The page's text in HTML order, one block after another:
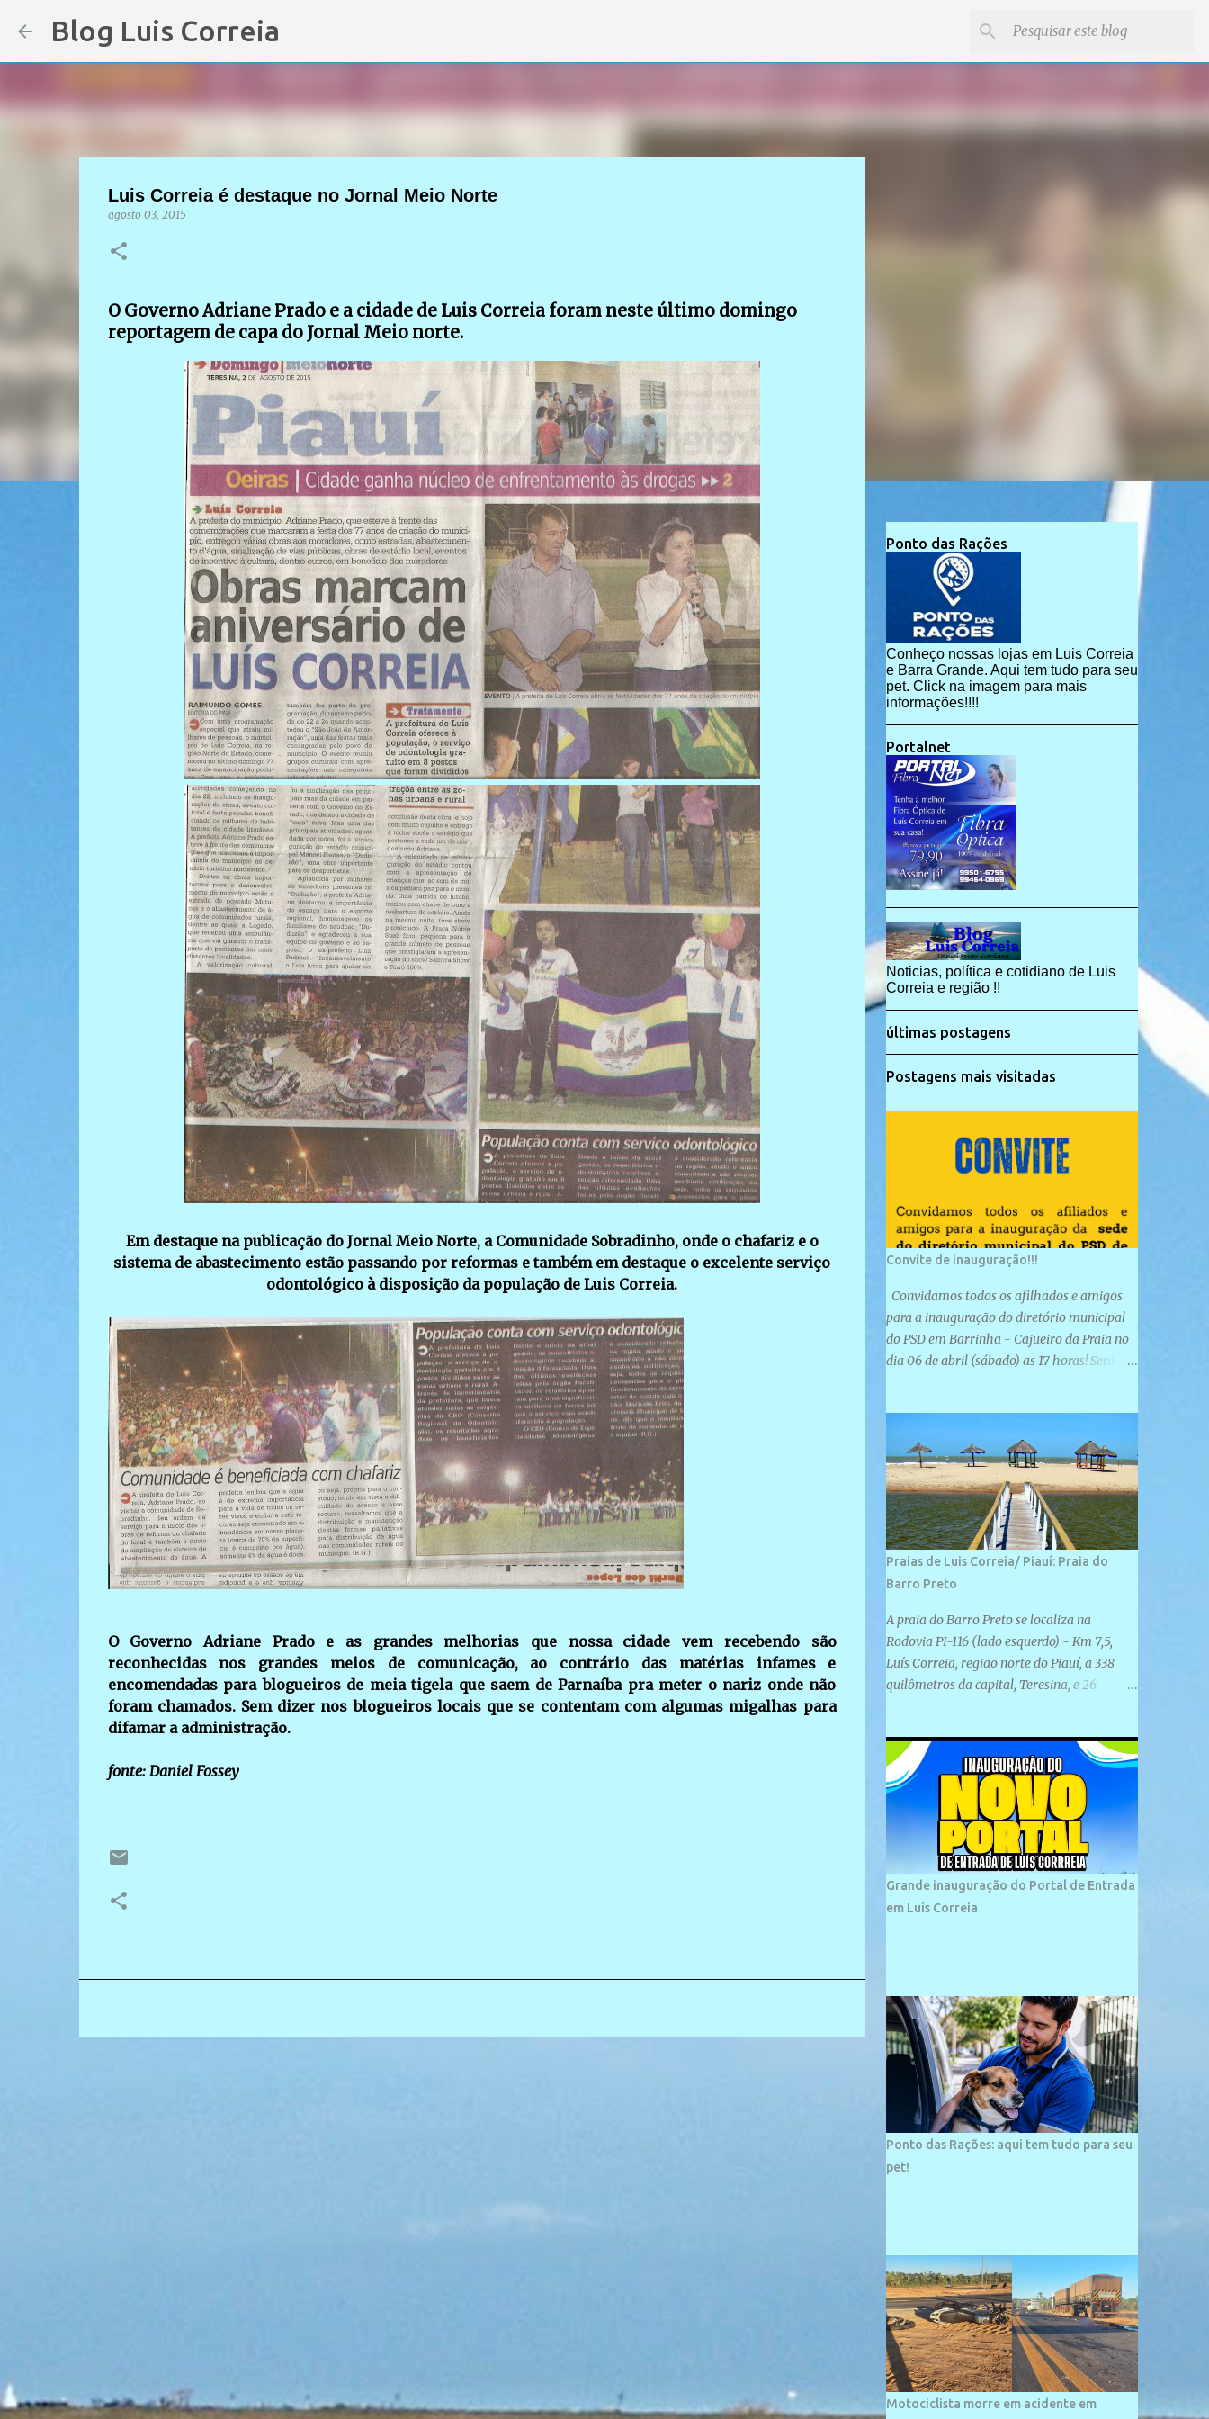
Blog Luis Correia
Luis Correia é destaque no Jornal Meio Norte
agosto 03, 2015
O Governo Adriane Prado e a cidade de Luis Correia foram neste último domingo
reportagem de capa do Jornal Meio norte.
Em destaque na publicação do Jornal Meio Norte, a Comunidade Sobradinho, onde o chafariz e o
sistema de abastecimento estão passando por reformas e também em destaque o excelente serviço
odontológico à disposição da população de Luis Correia.
O Governo Adriane Prado e as grandes melhorias que nossa cidade vem recebendo são
reconhecidas nos grandes meios de comunicação, ao contrário das matérias infames e
encomendadas para blogueiros de meia tigela que saem de Parnaíba pra meter o nariz onde não
foram chamados. Sem dizer nos blogueiros locais que se contentam com algumas migalhas para
difamar a administração.
fonte: Daniel Fossey
Ponto das Rações
Conheço nossas lojas em Luis Correia
e Barra Grande. Aqui tem tudo para seu
pet. Click na imagem para mais
informações!!!!
Portalnet
Noticias, política e cotidiano de Luis
Correia e região !!
últimas postagens
Postagens mais visitadas
Convite de inauguração!!!
Convidamos todos os afilhados e amigos
para a inauguração do diretório municipal
do PSD em Barrinha - Cajueiro da Praia no
dia 06 de abril (sábado) as 17 horas! Será
localizada na Rua São José, 98 Barrinha -
Cajueiro da Praia.
Praias de Luis Correia/ Piauí: Praia do
Barro Preto
A praia do Barro Preto se localiza na
Rodovia PI-116 (lado esquerdo) - Km 7,5,
Luís Correia, região norte do Piauí, a 338
quilômetros da capital, Teresina, e 26
plana e retilínea na maior parte de sua
extensão, chegando a mais ou menos a 1,5
km de paisagens exuberantes. Possui ondas
suaves devido ao extensivo molhe de pedras
que não chegam a 2 metros de altura, não
apresentando dunas em seu espaço
geográfico. Não se sabe ao certo porque a
praia leva esse nome, e muitas das suas
vizinhos. O bairro onde se localiza a praia é
palco de amplos investimentos e projetos
grandiosos como hotéis, pousadas e
residências de veraneio de grande porte. O
maior empreendimento fixado nessa área é
o SESC Praia, inaugurado em 12 de julho de
1996. Com arquitetura moderna,...
Grande inauguração do Portal de Entrada
em Luís Correia
Ponto das Rações: aqui tem tudo para seu
pet!
Motociclista morre em acidente em